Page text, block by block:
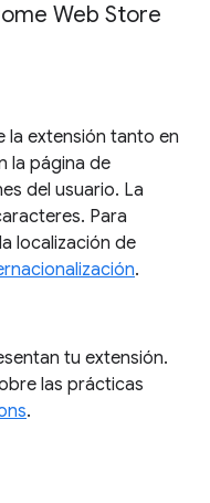
Web Store
la extensión tanto en
la página de
del usuario. La
Para
localización de
.
tu extensión.
las prácticas
.